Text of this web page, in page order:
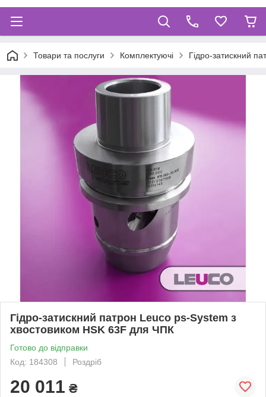
Товари та послуги Комплектуючі Гідро-затискний
Гідро-затискний патрон Leuco ps-System з
хвостовиком HSK 63F для ЧПК
Готово до відправки
Код: 184308
Роздріб
20 011 ₴